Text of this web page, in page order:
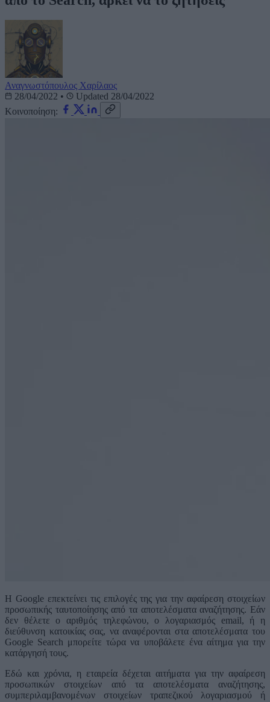
Αναγνωστόπουλος Χαρίλαος
28/04/2022 •
Updated 28/04/2022
Κοινοποίηση:
Η Google επεκτείνει τις επιλογές της για την αφαίρεση στοιχείων
προσωπικής ταυτοποίησης από τα αποτελέσματα αναζήτησης. Εάν
δεν θέλετε ο αριθμός τηλεφώνου, ο λογαριασμός email, ή η
διεύθυνση κατοικίας σας, να αναφέρονται στα αποτελέσματα του
Google Search μπορείτε τώρα να υποβάλετε ένα αίτημα για την
κατάργησή τους.
Εδώ και χρόνια, η εταιρεία δέχεται αιτήματα για την αφαίρεση
προσωπικών στοιχείων από τα αποτελέσματα αναζήτησης,
συμπεριλαμβανομένων στοιχείων τραπεζικού λογαριασμού ή